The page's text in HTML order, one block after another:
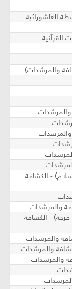
العاشورائية
والمرشدات)
والمرشدات
- الكشافة
فرجه) - الكشافة